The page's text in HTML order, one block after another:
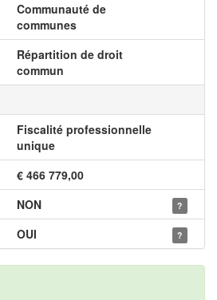
Communauté de
communes
Répartition de droit
commun
Fiscalité professionnelle
unique
€ 466 779,00
NON ?
OUI ?